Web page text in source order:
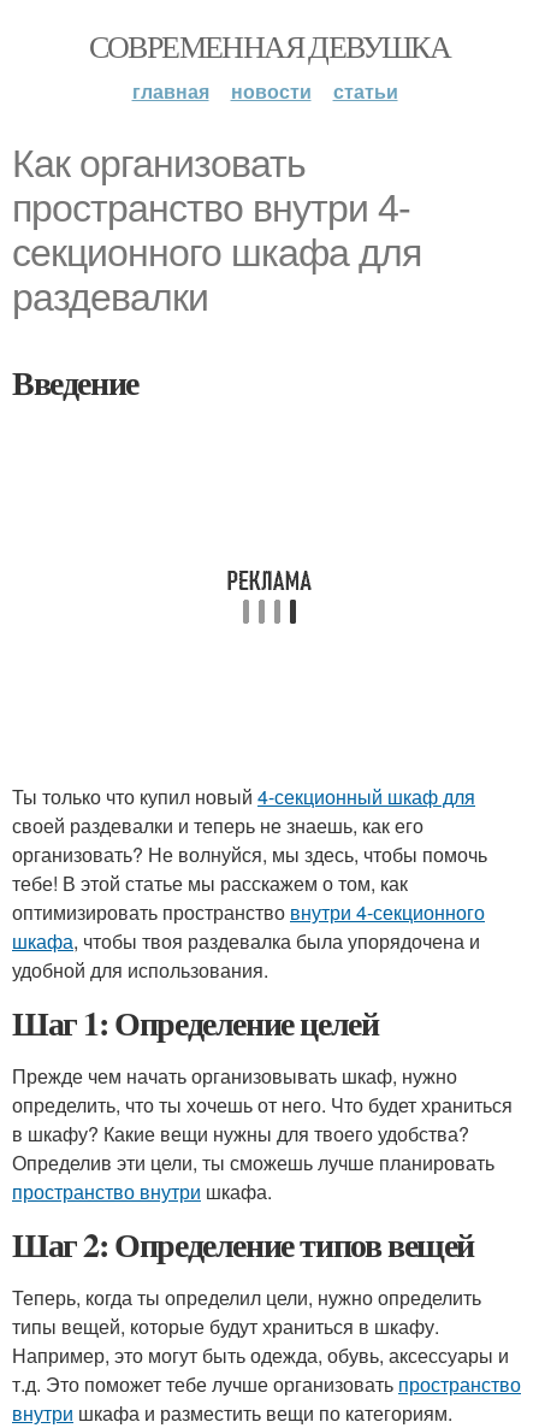
СОВРЕМЕННАЯ ДЕВУШКА
главная новости статьи
Как организовать
пространство внутри 4-
секционного шкафа для
раздевалки
Введение
Ты только что купил новый 4-секционный шкаф для
своей раздевалки и теперь не знаешь, как его
организовать? Не волнуйся, мы здесь, чтобы помочь
тебе! В этой статье мы расскажем о том, как
оптимизировать пространство внутри 4-секционного
шкафа, чтобы твоя раздевалка была упорядочена и
удобной для использования.
Шаг 1: Определение целей
Прежде чем начать организовывать шкаф, нужно
определить, что ты хочешь от него. Что будет храниться
в шкафу? Какие вещи нужны для твоего удобства?
Определив эти цели, ты сможешь лучше планировать
пространство внутри шкафа.
Шаг 2: Определение типов вещей
Теперь, когда ты определил цели, нужно определить
типы вещей, которые будут храниться в шкафу.
Например, это могут быть одежда, обувь, аксессуары и
т.д. Это поможет тебе лучше организовать пространство
внутри шкафа и разместить вещи по категориям.